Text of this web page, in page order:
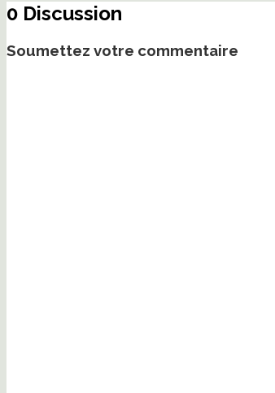
0 Discussion
Soumettez votre commentaire